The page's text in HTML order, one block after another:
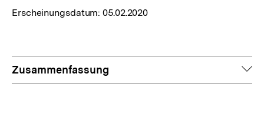
Erscheinungsdatum:05.02.2020
Zusammenfassung